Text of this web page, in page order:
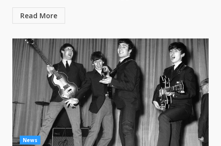
Read More
News